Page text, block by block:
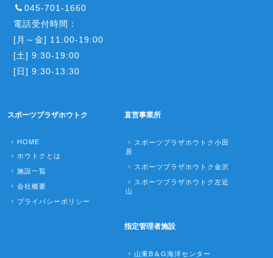
045-701-1660
電話受付時間：
[月～金] 11:00-19:00
[土] 9:30-19:00
[日] 9:30-13:30
スポーツプラザホウトク
HOME
ホウトクとは
施設一覧
会社概要
プライバシーポリシー
直営事業所
スポーツプラザホウトク小田
原
スポーツプラザホウトク金沢
スポーツプラザホウトク左近
山
指定管理者施設
山東B＆G海洋センター